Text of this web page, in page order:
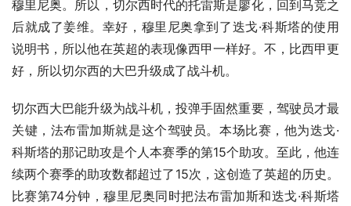
穆里尼奥。所以，切尔西时代的托雷斯是廖化，回到马竞之
后就成了姜维。幸好，穆里尼奥拿到了迭戈·科斯塔的使用
说明书，所以他在英超的表现像西甲一样好。不，比西甲更
好，所以切尔西的大巴升级成了战斗机。
切尔西大巴能升级为战斗机，投弹手固然重要，驾驶员才最
关键，法布雷加斯就是这个驾驶员。本场比赛，他为迭戈·
科斯塔的那记助攻是个人本赛季的第15个助攻。至此，他连
续两个赛季的助攻数都超过了15次，这创造了英超的历史。
比赛第74分钟，穆里尼奥同时把法布雷加斯和迭戈·科斯塔